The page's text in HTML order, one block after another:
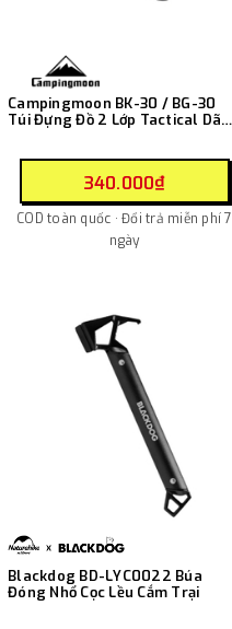
Campingmoon BK-30 / BG-30
Túi Đựng Đồ 2 Lớp Tactical Dã
340.000₫
COD toàn quốc · Đổi trả miễn phí 7
ngày
Blackdog BD-LYC0022 Búa
Đóng Nhổ Cọc Lều Cắm Trại